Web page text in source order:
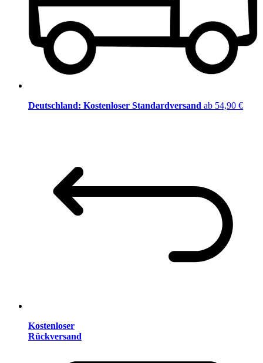
Deutschland: Kostenloser Standardversand ab 54,90 €
Kostenloser
Rückversand